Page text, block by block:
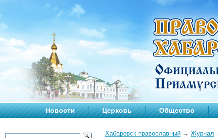
Новости Церковь Общество
Хабаровск православный → Журнал